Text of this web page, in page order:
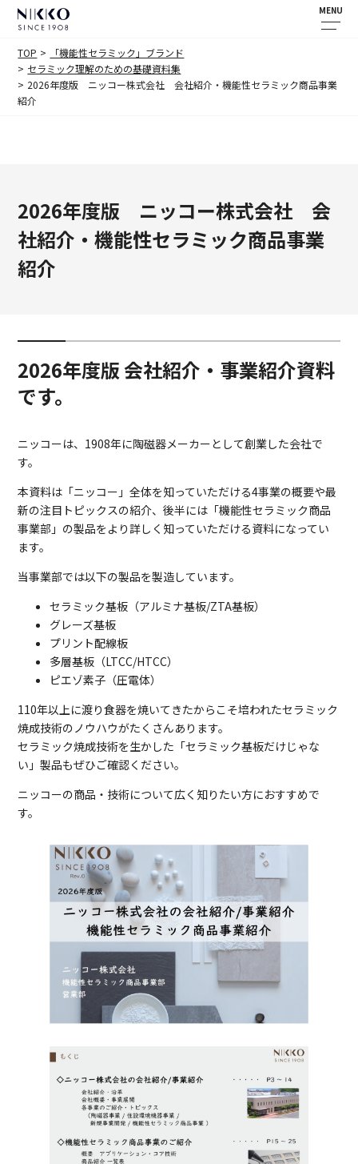
MENU
TOP
「機能性セラミック」ブランド
セラミック理解のための基礎資料集
2026年度版 ニッコー株式会社 会社紹介・機能性セラミック商品事業
紹介
2026年度版 ニッコー株式会社 会
社紹介・機能性セラミック商品事業
紹介
2026年度版 会社紹介・事業紹介資料
です。
ニッコーは、1908年に陶磁器メーカーとして創業した会社で
す。
本資料は「ニッコー」全体を知っていただける4事業の概要や最
新の注目トピックスの紹介、後半には「機能性セラミック商品
事業部」の製品をより詳しく知っていただける資料になってい
ます。
当事業部では以下の製品を製造しています。
セラミック基板（アルミナ基板/ZTA基板）
グレーズ基板
プリント配線板
多層基板（LTCC/HTCC）
ピエゾ素子（圧電体）
110年以上に渡り食器を焼いてきたからこそ培われたセラミック
焼成技術のノウハウがたくさんあります。
セラミック焼成技術を生かした「セラミック基板だけじゃな
い」製品もぜひご確認ください。
ニッコーの商品・技術について広く知りたい方におすすめで
す。